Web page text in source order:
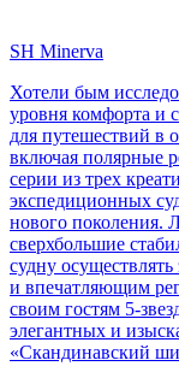
SH Minerva
Хотели бым
уровня комфорта и
для путешествий в
включая полярные
серии из трех
экспедиционных
нового поколения.
сверхбольшие
судну
и впечатляющим
своим гостям 5-
элегантных и
«Скандинавский